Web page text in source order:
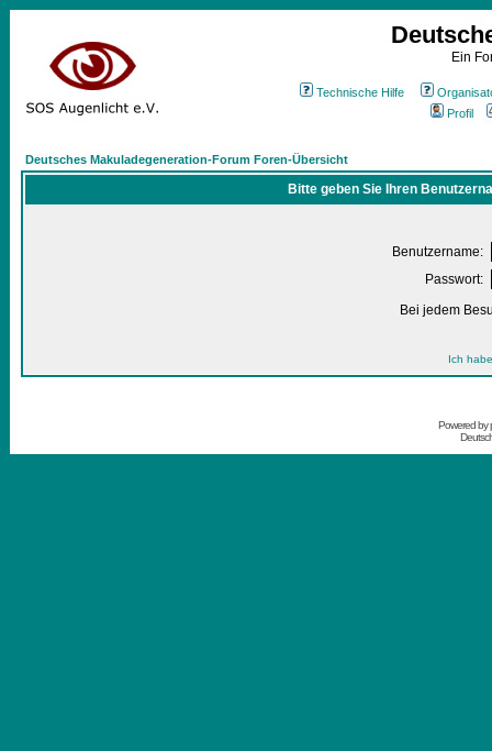
Ein
Technische Hilfe
Profil
Deutsches Makuladegeneration-Forum Foren-Übersicht
Bitte geben Sie Ihren
Benutzername:
Passwort:
Bei jedem
Ich
Powered by